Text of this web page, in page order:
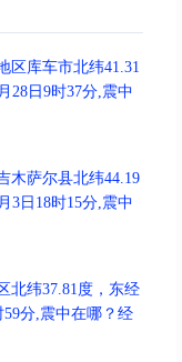
区库车市北纬41.31
28日9时37分,震中
木萨尔县北纬44.19
3日18时15分,震中
北纬37.81度，东经
59分,震中在哪？经